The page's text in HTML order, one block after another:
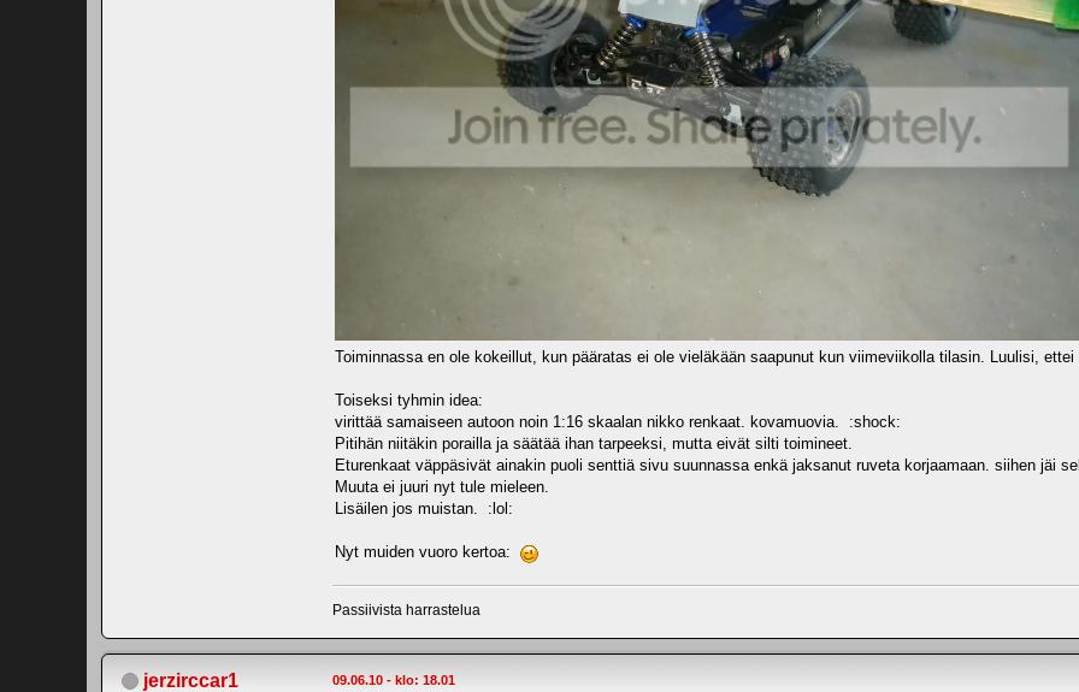
Toiminnassa en ole kokeillut, kun pääratas ei ole vieläkään saapunut kun viimeviikolla tilasin. Luulisi,
Toiseksi tyhmin idea:
virittää samaiseen autoon noin 1:16 skaalan nikko renkaat. kovamuovia. :shock:
Pitihän niitäkin porailla ja säätää ihan tarpeeksi, mutta eivät silti toimineet.
Eturenkaat väppäsivät ainakin puoli senttiä sivu suunnassa enkä jaksanut ruveta korjaamaan. siihen jäi
Muuta ei juuri nyt tule mieleen.
Lisäilen jos muistan. :lol:
Nyt muiden vuoro kertoa:
Passiivista harrastelua
jerzirccar1 09.06.10 - klo: 18.01